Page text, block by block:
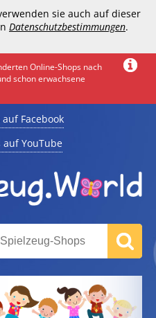
sie auch auf dieser
Datenschutzbestimmungen.
Online-Shops nach
schon erwachsene
Facebook
auf YouTube